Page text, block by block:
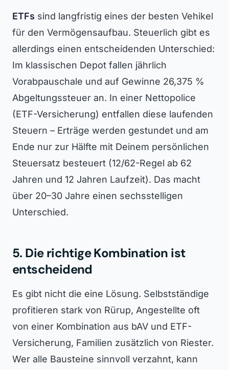
ETFs sind langfristig eines der besten Vehikel
für den Vermögensaufbau. Steuerlich gibt es
allerdings einen entscheidenden Unterschied:
Im klassischen Depot fallen jährlich
Vorabpauschale und auf Gewinne 26,375 %
Abgeltungssteuer an. In einer Nettopolice
(ETF-Versicherung) entfallen diese laufenden
Steuern – Erträge werden gestundet und am
Ende nur zur Hälfte mit Deinem persönlichen
Steuersatz besteuert (12/62-Regel ab 62
Jahren und 12 Jahren Laufzeit). Das macht
über 20–30 Jahre einen sechsstelligen
Unterschied.
5. Die richtige Kombination ist
entscheidend
Es gibt nicht die eine Lösung. Selbstständige
profitieren stark von Rürup, Angestellte oft
von einer Kombination aus bAV und ETF-
Versicherung, Familien zusätzlich von Riester.
Wer alle Bausteine sinnvoll verzahnt, kann